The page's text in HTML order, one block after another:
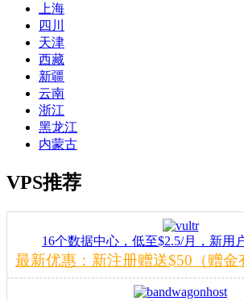
上海
四川
天津
西藏
新疆
云南
浙江
黑龙江
内蒙古
VPS推荐
16个数据中心，低至$2.5/月，新用
最新优惠：新注册赠送$50（赠金